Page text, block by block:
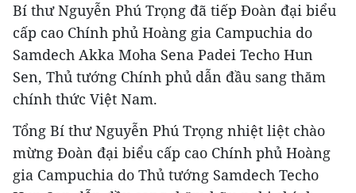
Bí thư Nguyễn Phú Trọng đã tiếp Đoàn đại biểu
cấp cao Chính phủ Hoàng gia Campuchia do
Samdech Akka Moha Sena Padei Techo Hun
Sen, Thủ tướng Chính phủ dẫn đầu sang thăm
chính thức Việt Nam.
Tổng Bí thư Nguyễn Phú Trọng nhiệt liệt chào
mừng Đoàn đại biểu cấp cao Chính phủ Hoàng
gia Campuchia do Thủ tướng Samdech Techo